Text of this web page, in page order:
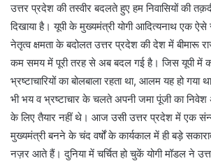
उत्तर प्रदेश की तस्वीर बदलते हुए हम निवासियों की
दिखाया है। यूपी के मुख्यमंत्री योगी आदित्यनाथ एक
नेतृत्व क्षमता के बदोलत उत्तर प्रदेश की देश में बीमारू
कम समय में पूरी तरह से अब बदल गई है। जिस यूपी में
भ्रष्टाचारियों का बोलबाला रहता था, आलम यह हो
भी भय व भ्रष्टाचार के चलते अपनी जमा पूंजी का
के लिए तैयार नहीं थे। आज उसी उत्तर प्रदेश में एक
मुख्यमंत्री बनने के चंद वर्षों के कार्यकाल में ही बड़े
नज़र आते हैं। दुनिया में चर्चित हो चुकें योगी मॉडल ने